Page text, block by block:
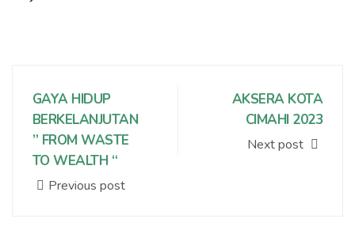
GAYA HIDUP
BERKELANJUTAN
” FROM WASTE
TO WEALTH “
Previous post
AKSERA KOTA
CIMAHI 2023
Next post